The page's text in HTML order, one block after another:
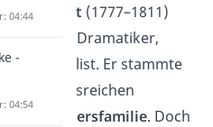
von Kleist (1777–1811)
deutscher Dramatiker,
Journalist. Er stammte
traditionsreichen
Offiziersfamilie. Doch
04:44
-
04:54